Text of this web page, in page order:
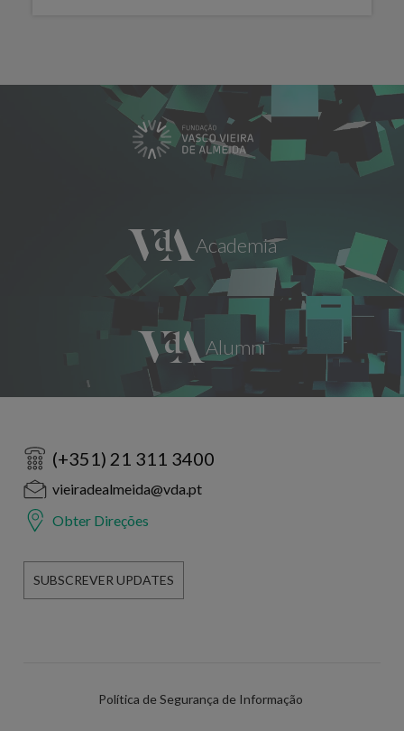
(+351) 21 311 3400
vieiradealmeida@vda.pt
Obter Direções
SUBSCREVER UPDATES
Política de Segurança de Informação